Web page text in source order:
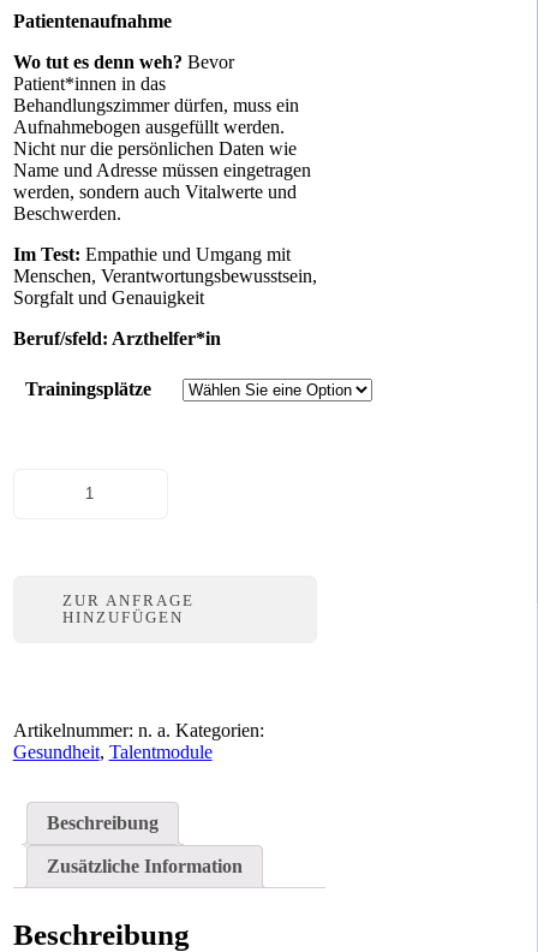
Patientenaufnahme
Wo tut es denn weh? Bevor
Patient*innen in das
Behandlungszimmer dürfen, muss ein
Aufnahmebogen ausgefüllt werden.
Nicht nur die persönlichen Daten wie
Name und Adresse müssen eingetragen
werden, sondern auch Vitalwerte und
Beschwerden.
Im Test: Empathie und Umgang mit
Menschen, Verantwortungsbewusstsein,
Sorgfalt und Genauigkeit
Beruf/sfeld: Arzthelfer*in
Trainingsplätze
ZUR ANFRAGE
HINZUFÜGEN
Artikelnummer: n. a. Kategorien:
Gesundheit, Talentmodule
Beschreibung
Zusätzliche Information
Beschreibung